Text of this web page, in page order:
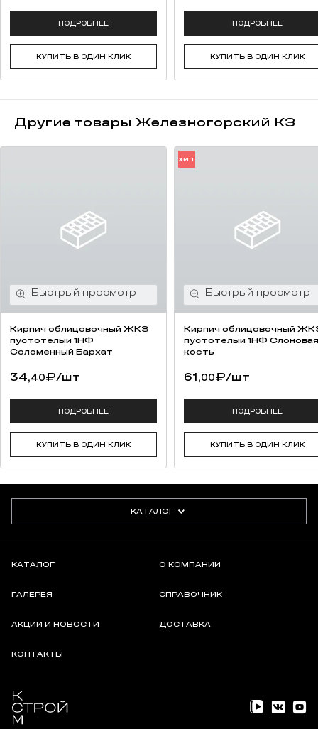
ПОДРОБНЕЕ
КУПИТЬ В ОДИН КЛИК
ПОДРОБНЕЕ
КУПИТЬ В ОДИН КЛИК
Другие товары Железногорский КЗ
Кирпич облицовочный ЖКЗ
пустотелый 1НФ
Соломенный Бархат
34,40₽/шт
ПОДРОБНЕЕ
КУПИТЬ В ОДИН КЛИК
ХИТ
Кирпич облицовочный
пустотелый 1НФ Слоновая
кость
61,00₽/шт
ПОДРОБНЕЕ
КУПИТЬ В ОДИН КЛИК
КАТАЛОГ
КАТАЛОГ О КОМПАНИИ
ГАЛЕРЕЯ СПРАВОЧНИК
АКЦИИ И НОВОСТИ ДОСТАВКА
КОНТАКТЫ